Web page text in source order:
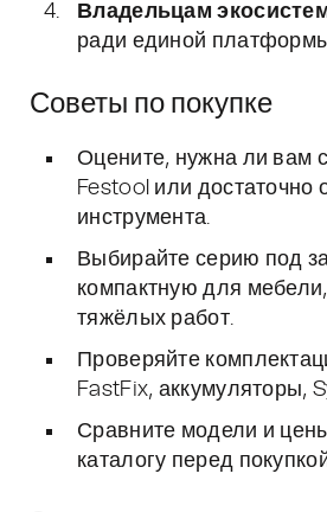
Владельцам
ради единой
Советы по покупке
Оцените, нужна ли вам
Festool или достаточно
инструмента.
Выбирайте серию под
компактную для
тяжёлых работ.
Проверяйте
FastFix, аккумуляторы,
Сравните модели и
каталогу перед